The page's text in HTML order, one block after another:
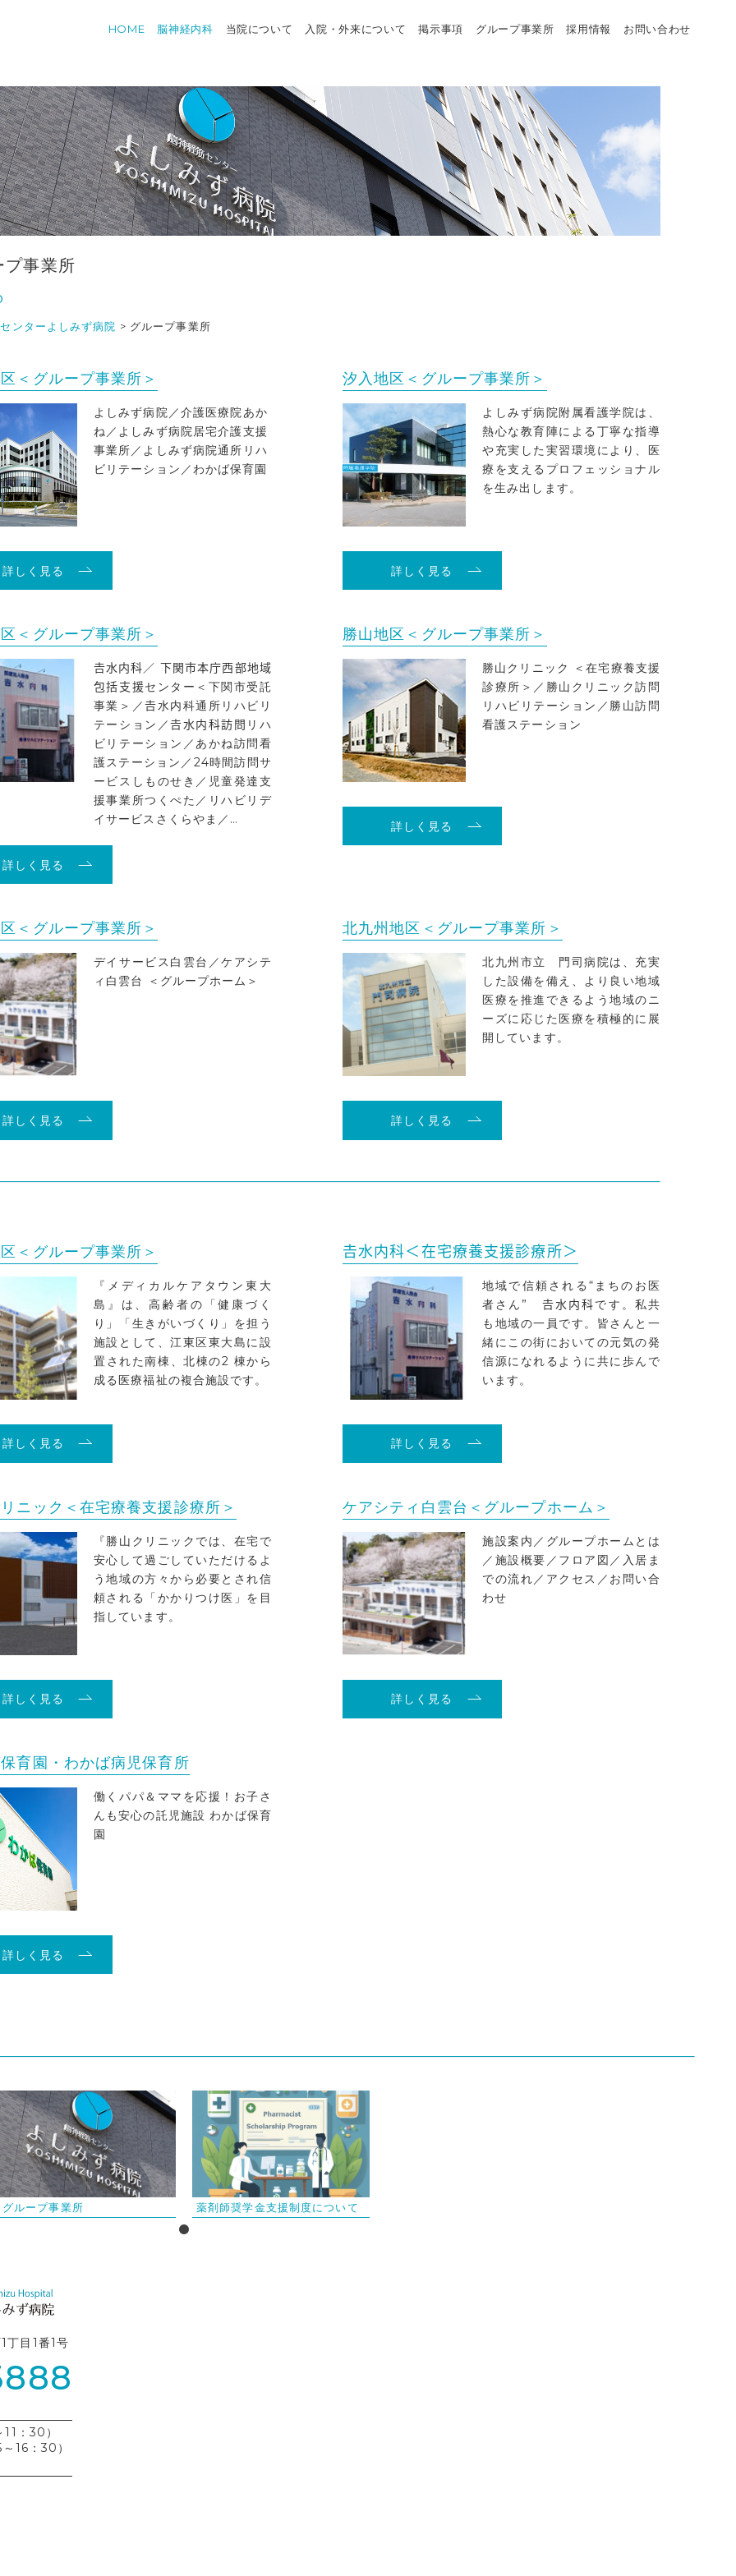
HOME 脳神経内科 当院について 入院・外来について 掲示事項 グループ事業所 採用情報 お問い合わせ
プ事業所
ンターよしみず病院 > グループ事業所
＜グループ事業所＞
よしみず病院／介護医療院あか
ね／よしみず病院居宅介護支援
事業所／よしみず病院通所リハ
ビリテーション／わかば保育園
詳しく見る
汐入地区＜グループ事業所＞
よしみず病院附属看護学院は、
熱心な教育陣による丁寧な指導
や充実した実習環境により、医
療を支えるプロフェッショナル
を生み出します。
詳しく見る
＜グループ事業所＞
𠮷水内科／ 下関市本庁西部地域
包括支援センター＜下関市受託
事業＞／𠮷水内科通所リハビリ
テーション／𠮷水内科訪問リハ
ビリテーション／あかね訪問看
護ステーション／24時間訪問サ
ービスしものせき／児童発達支
援事業所つくぺた／リハビリデ
イサービスさくらやま／…
詳しく見る
勝山地区＜グループ事業所＞
勝山クリニック ＜在宅療養支援
診療所＞／勝山クリニック訪問
リハビリテーション／勝山訪問
看護ステーション
詳しく見る
＜グループ事業所＞
デイサービス白雲台／ケアシテ
ィ白雲台 ＜グループホーム＞
詳しく見る
北九州地区＜グループ事業所＞
北九州市立 門司病院は、充実
した設備を備え、より良い地域
医療を推進できるよう地域のニ
ーズに応じた医療を積極的に展
開しています。
詳しく見る
＜グループ事業所＞
『メディカルケアタウン東大
島』は、高齢者の「健康づく
り」「生きがいづくり」を担う
施設として、江東区東大島に設
置された南棟、北棟の2 棟から
成る医療福祉の複合施設です。
詳しく見る
𠮷水内科＜在宅療養支援診療所＞
地域で信頼される“まちのお医
者さん” 𠮷水内科です。私共
も地域の一員です。皆さんと一
緒にこの街においての元気の発
信源になれるように共に歩んで
います。
詳しく見る
ニック＜在宅療養支援診療所＞
『勝山クリニックでは、在宅で
安心して過ごしていただけるよ
う地域の方々から必要とされ信
頼される「かかりつけ医」を目
指しています。
詳しく見る
ケアシティ白雲台＜グループホーム＞
施設案内／グループホームとは
／施設概要／フロア図／入居ま
での流れ／アクセス／お問い合
わせ
詳しく見る
育園・わかば病児保育所
働くパパ＆ママを応援！お子さ
んも安心の託児施設 わかば保育
園
詳しく見る
グループ事業所 薬剤師奨学金支援制度について
丁目1番1号
：30）
16：30）